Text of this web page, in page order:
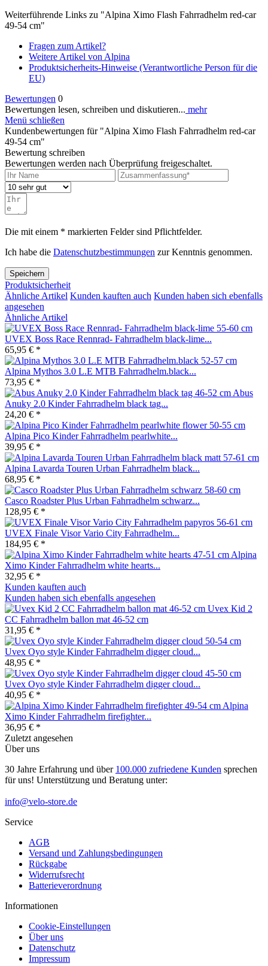
Weiterführende Links zu "Alpina Ximo Flash Fahrradhelm red-car
49-54 cm"
Fragen zum Artikel?
Weitere Artikel von Alpina
Produktsicherheits-Hinweise (Verantwortliche Person für die
EU)
Bewertungen 0
Bewertungen lesen, schreiben und diskutieren... mehr
Menü schließen
Kundenbewertungen für "Alpina Ximo Flash Fahrradhelm red-car
49-54 cm"
Bewertung schreiben
Bewertungen werden nach Überprüfung freigeschaltet.
Die mit einem * markierten Felder sind Pflichtfelder.
Ich habe die Datenschutzbestimmungen zur Kenntnis genommen.
Speichern
Produktsicherheit
Ähnliche Artikel Kunden kauften auch Kunden haben sich ebenfalls
angesehen
Ähnliche Artikel
UVEX Boss Race Rennrad- Fahrradhelm black-lime...
65,95 € *
Alpina Mythos 3.0 L.E MTB Fahrradhelm.black...
73,95 € *
Abus
Anuky 2.0 Kinder Fahrradhelm black tag...
24,20 € *
Alpina Pico Kinder Fahrradhelm pearlwhite...
39,95 € *
Alpina Lavarda Touren Urban Fahrradhelm black...
68,95 € *
Casco Roadster Plus Urban Fahrradhelm schwarz...
128,95 € *
UVEX Finale Visor Vario City Fahrradhelm...
184,95 € *
Alpina
Ximo Kinder Fahrradhelm white hearts...
32,95 € *
Kunden kauften auch
Kunden haben sich ebenfalls angesehen
Uvex Kid 2
CC Fahrradhelm ballon mat 46-52 cm
31,95 € *
Uvex Oyo style Kinder Fahrradhelm digger cloud...
48,95 € *
Uvex Oyo style Kinder Fahrradhelm digger cloud...
40,95 € *
Alpina
Ximo Kinder Fahrradhelm firefighter...
36,95 € *
Zuletzt angesehen
Über uns
30 Jahre Erfahrung und über 100.000 zufriedene Kunden sprechen
für uns! Unterstützung und Beratung unter:
info@velo-store.de
Service
AGB
Versand und Zahlungsbedingungen
Rückgabe
Widerrufsrecht
Batterieverordnung
Informationen
Cookie-Einstellungen
Über uns
Datenschutz
Impressum